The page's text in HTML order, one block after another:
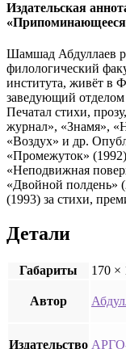
Издательская
«Припоминающееся
Шамшад Абдуллаев
филологический
института, живёт в
заведующий отделом
Печатал стихи,
журнал», «Знамя»,
«Воздух» и др.
«Промежуток»
«Неподвижная
«Двойной полдень»
(1993) за стихи,
Детали
Габариты 170 ×
Автор
Издательство